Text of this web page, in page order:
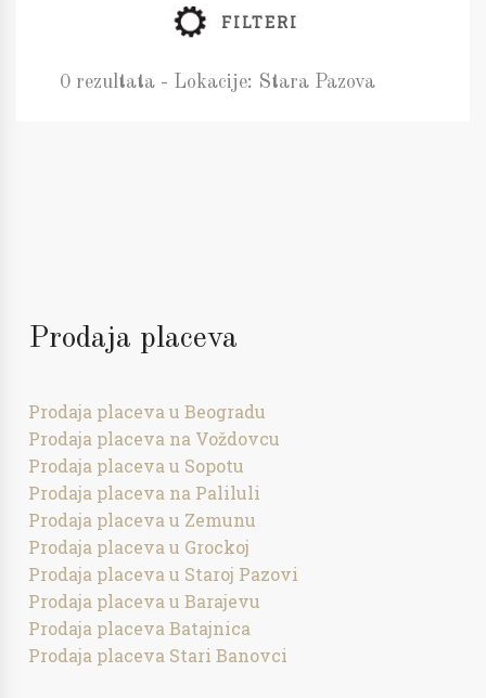
FILTERI
0 rezultata - Lokacije: Stara Pazova
Prodaja placeva
Prodaja placeva u Beogradu
Prodaja placeva na Voždovcu
Prodaja placeva u Sopotu
Prodaja placeva na Paliluli
Prodaja placeva u Zemunu
Prodaja placeva u Grockoj
Prodaja placeva u Staroj Pazovi
Prodaja placeva u Barajevu
Prodaja placeva Batajnica
Prodaja placeva Stari Banovci